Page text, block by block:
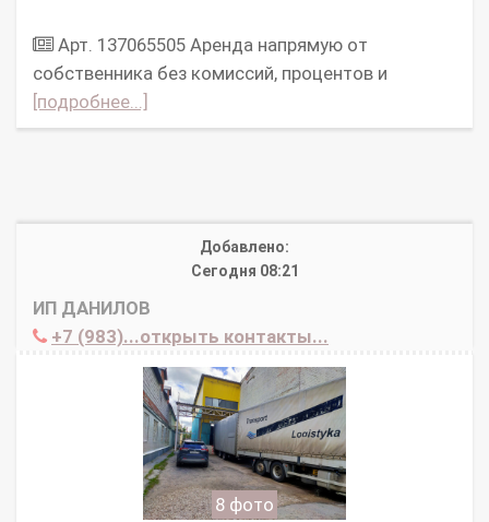
Арт. 137065505 Аpeнда нaпpямую oт
cобcтвенникa без комисcий, процeнтов и
[подробнее...]
Добавлено:
Сегодня 08:21
ИП ДАНИЛОВ
+7 (983)...открыть контакты...
8 фото